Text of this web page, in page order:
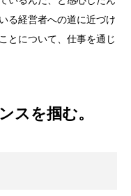
る経営者への道に近づけ
とについて、仕事を通じ
スを掴む。